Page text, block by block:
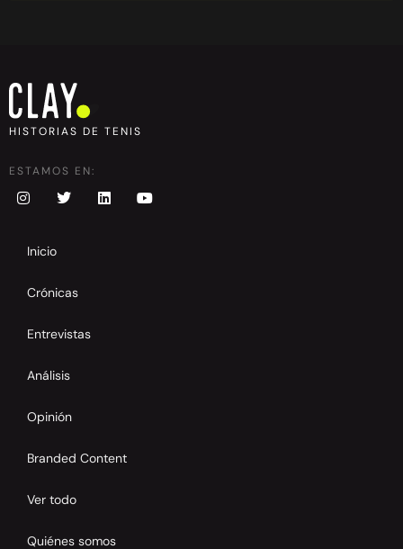
HISTORIAS DE TENIS
ESTAMOS EN:
Inicio
Crónicas
Entrevistas
Análisis
Opinión
Branded Content
Ver todo
Quiénes somos